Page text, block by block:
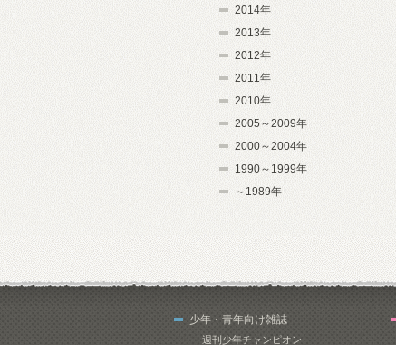
2014年
2013年
2012年
2011年
2010年
2005～2009年
2000～2004年
1990～1999年
～1989年
少年・青年向け雑誌
週刊少年チャンピオン